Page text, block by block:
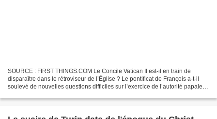
SOURCE : FIRST THINGS.COM Le Concile Vatican II est-il en train de
disparaître dans le rétroviseur de l’Église ? Le pontificat de François a-t-il
soulevé de nouvelles questions difficiles sur l’exercice de l’autorité papale ?